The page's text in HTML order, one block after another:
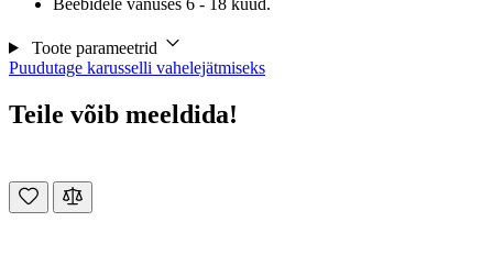
Toote parameetrid
Puudutage karusselli vahelejätmiseks
Teile võib meeldida!